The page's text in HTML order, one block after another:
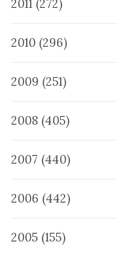
2011 (272)
2010 (296)
2009 (251)
2008 (405)
2007 (440)
2006 (442)
2005 (155)